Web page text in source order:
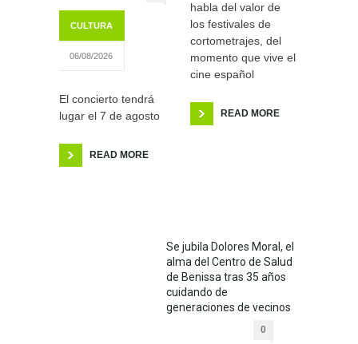
CULTURA
06/08/2026
El concierto tendrá
lugar el 7 de agosto
READ MORE
habla del valor de
los festivales de
cortometrajes, del
momento que vive el
cine español
READ MORE
Se jubila Dolores Moral, el
alma del Centro de Salud
de Benissa tras 35 años
cuidando de
generaciones de vecinos
0